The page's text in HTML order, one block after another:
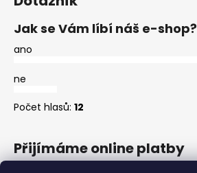
Jak se Vám líbí náš e-shop?
ano
ne
Počet hlasů: 12
Přijímáme online platby